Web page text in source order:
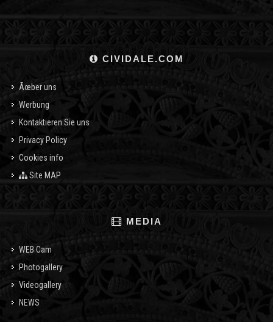
CIVIDALE.COM
Ãœber uns
Werbung
Kontaktieren Sie uns
Privacy Policy
Cookies info
Site MAP
MEDIA
WEB Cam
Photogallery
Videogallery
NEWS